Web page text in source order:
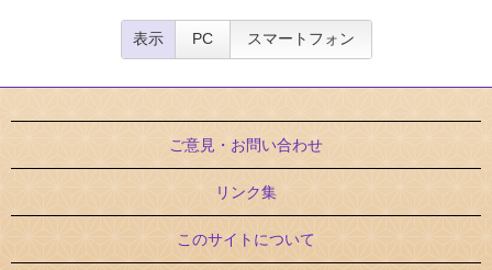
表示 PC スマートフォン
ご意見・お問い合わせ
リンク集
このサイトについて